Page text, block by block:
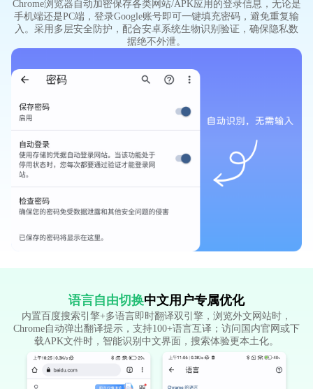
Chrome浏览器自动加密保存各类网站/APK应用的登录信息，无论是
手机端还是PC端，登录Google账号即可一键填充密码，避免重复输
入。采用多层安全防护，配合安卓系统生物识别验证，确保隐私数
据绝不外泄。
语言自由切换中文用户专属优化
内置百度搜索引擎+多语言即时翻译双引擎，浏览外文网站时，
Chrome自动弹出翻译提示，支持100+语言互译；访问国内官网或下
载APK文件时，智能识别中文界面，搜索体验更本土化。